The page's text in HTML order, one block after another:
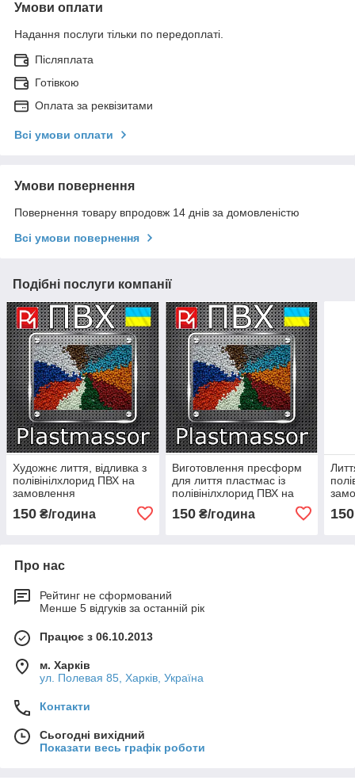
Умови оплати
Надання послуги тільки по передоплаті.
Післяплата
Готівкою
Оплата за реквізитами
Всі умови оплати
Умови повернення
Повернення товару впродовж 14 днів за домовленістю
Всі умови повернення
Подібні послуги компанії
Художнє лиття, відливка з
полівінілхлорид ПВХ на
замовлення
150 ₴/година
Виготовлення пресформ
для лиття пластмас із
полівінілхлорид ПВХ на
150₴/година 150
Про нас
Рейтинг не сформований
Менше 5 відгуків за останній рік
Працює з 06.10.2013
м. Харків
ул. Полевая 85, Харків, Україна
Контакти
Сьогодні вихідний
Показати весь графік роботи